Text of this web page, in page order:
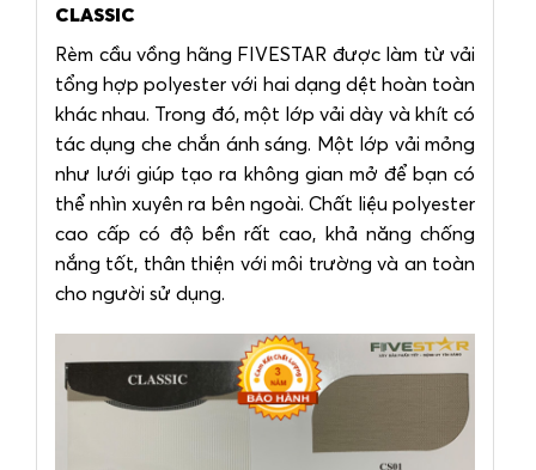
CLASSIC
Rèm cầu vồng hãng FIVESTAR được làm từ vải
tổng hợp polyester với hai dạng dệt hoàn toàn
khác nhau. Trong đó, một lớp vải dày và khít có
tác dụng che chắn ánh sáng. Một lớp vải mỏng
như lưới giúp tạo ra không gian mở để bạn có
thể nhìn xuyên ra bên ngoài. Chất liệu polyester
cao cấp có độ bền rất cao, khả năng chống
nắng tốt, thân thiện với môi trường và an toàn
cho người sử dụng.